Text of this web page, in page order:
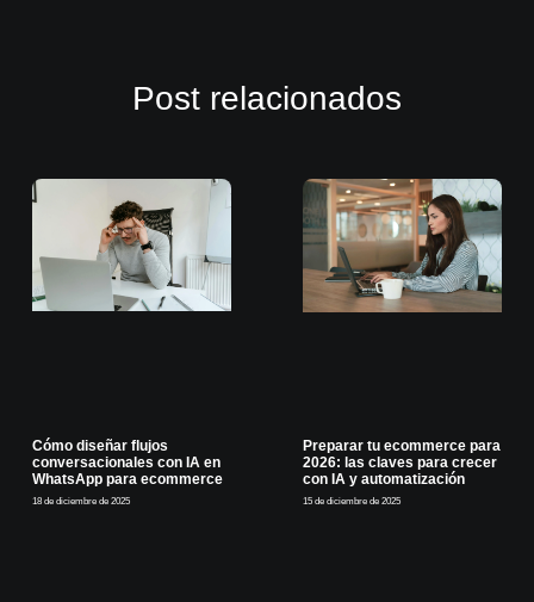
Post relacionados
Cómo diseñar flujos
conversacionales con IA en
WhatsApp para ecommerce
18 de diciembre de 2025
Preparar tu ecommerce para
2026: las claves para crecer
con IA y automatización
15 de diciembre de 2025